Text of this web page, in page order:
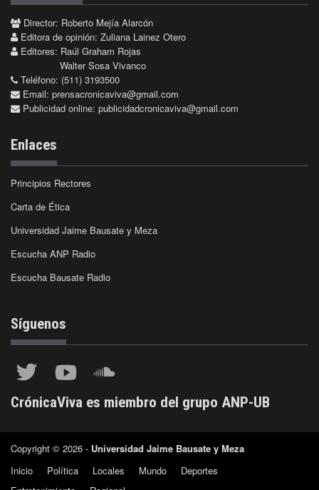
Director: Roberto Mejía Alarcón
Editora de opinión: Zuliana Lainez Otero
Editores: Raúl Graham Rojas
Walter Sosa Vivanco
Teléfono: (511) 3193500
Email: prensacronicaviva@gmail.com
Publicidad online: publicidadcronicaviva@gmail.com
Enlaces
Principios Rectores
Carta de Ética
Universidad Jaime Bausate y Meza
Escucha ANP Radio
Escucha Bausate Radio
Síguenos
CrónicaViva es miembro del grupo ANP-UB
Copyright © 2026 - Universidad Jaime Bausate y Meza
Inicio
Política Locales Mundo
Deportes